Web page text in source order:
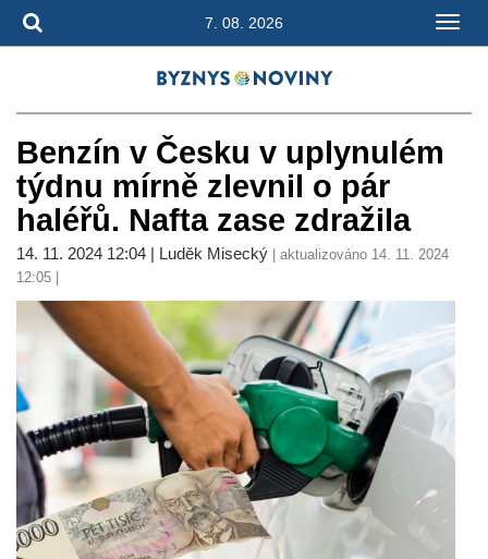
7. 08. 2026
Benzín v Česku v uplynulém
týdnu mírně zlevnil o pár
haléřů. Nafta zase zdražila
14. 11. 2024 12:04 | Luděk Misecký | aktualizováno 14. 11. 2024
12:05 |